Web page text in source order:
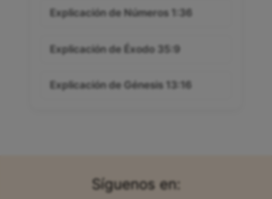
Explicación de Números 1:36
Explicación de Éxodo 35:9
Explicación de Génesis 13:16
Síguenos en: